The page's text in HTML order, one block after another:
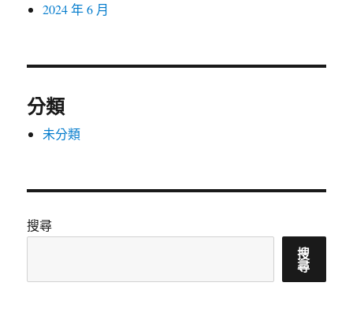
2024 年 6 月
分類
未分類
搜尋
搜
尋